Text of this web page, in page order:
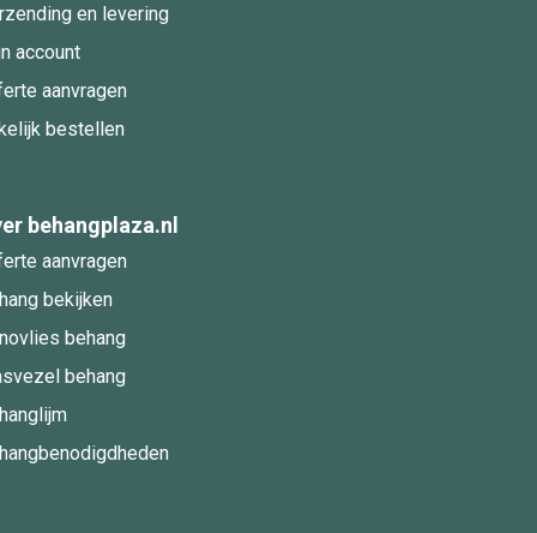
en levering
account
aanvragen
bestellen
behangplaza.nl
aanvragen
bekijken
behang
behang